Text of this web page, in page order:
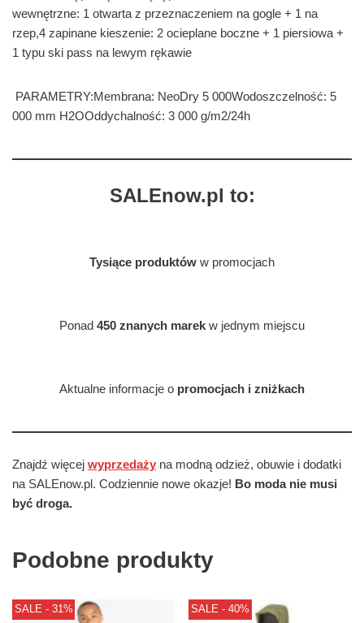
wewnętrzne: 1 otwarta z przeznaczeniem na gogle + 1 na
rzep,4 zapinane kieszenie: 2 ocieplane boczne + 1 piersiowa +
1 typu ski pass na lewym rękawie
PARAMETRY:Membrana: NeoDry 5 000Wodoszczelność: 5
000 mm H2OOddychalność: 3 000 g/m2/24h
SALEnow.pl to:
Tysiące produktów w promocjach
Ponad 450 znanych marek w jednym miejscu
Aktualne informacje o promocjach i zniżkach
Znajdź więcej wyprzedaży na modną odzież, obuwie i dodatki
na SALEnow.pl. Codziennie nowe okazje! Bo moda nie musi
być droga.
Podobne produkty
SALE - 31% SALE - 40%